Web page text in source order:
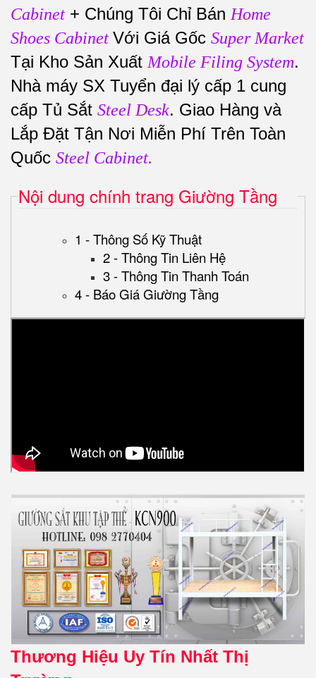
Cabinet + Chúng Tôi Chỉ Bán Home
Shoes Cabinet Với Giá Gốc Super Market
Tại Kho Sản Xuất Mobile Filing System.
Nhà máy SX Tuyển đại lý cấp 1 cung
cấp Tủ Sắt Steel Desk. Giao Hàng và
Lắp Đặt Tận Nơi Miễn Phí Trên Toàn
Quốc Steel Cabinet.
Nội dung chính trang Giường Tầng
1 - Thông Số Kỹ Thuật
2 - Thông Tin Liên Hệ
3 - Thông Tin Thanh Toán
4 - Báo Giá Giường Tầng
Thương Hiệu Uy Tín Nhất Thị